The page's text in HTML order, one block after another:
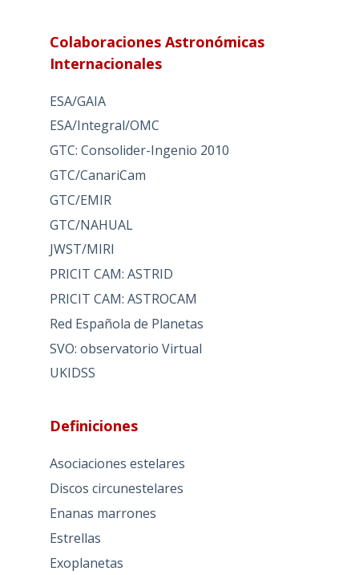
Colaboraciones Astronómicas
Internacionales
ESA/GAIA
ESA/Integral/OMC
GTC: Consolider-Ingenio 2010
GTC/CanariCam
GTC/EMIR
GTC/NAHUAL
JWST/MIRI
PRICIT CAM: ASTRID
PRICIT CAM: ASTROCAM
Red Española de Planetas
SVO: observatorio Virtual
UKIDSS
Definiciones
Asociaciones estelares
Discos circunestelares
Enanas marrones
Estrellas
Exoplanetas